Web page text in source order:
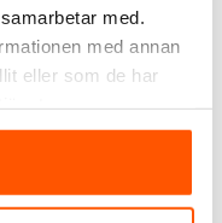
med.
med annan
eller som de har